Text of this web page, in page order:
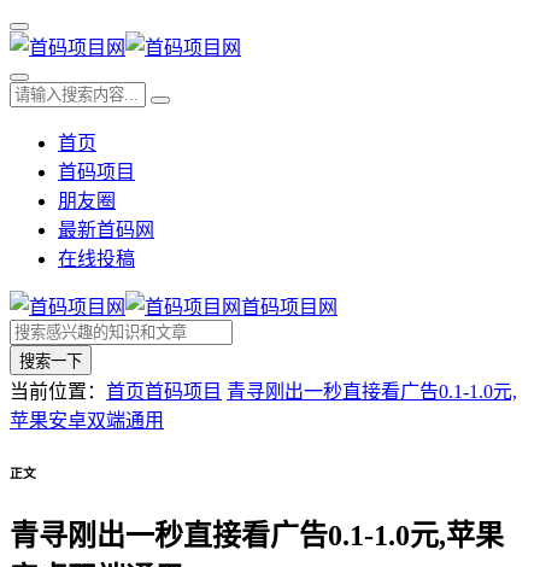
首页
首码项目
朋友圈
最新首码网
在线投稿
首码项目网
搜索一下
当前位置： 首页首码项目 青寻刚出一秒直接看广告0.1-1.0元,
苹果安卓双端通用
正文
青寻刚出一秒直接看广告0.1-1.0元,苹果